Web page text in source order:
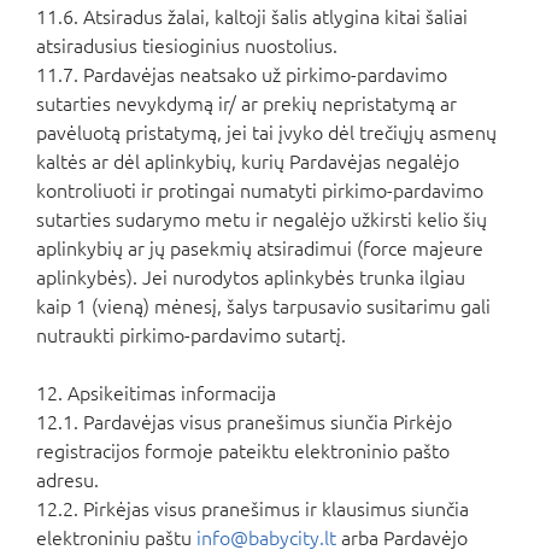
11.6. Atsiradus žalai, kaltoji šalis atlygina kitai šaliai
atsiradusius tiesioginius nuostolius.
11.7. Pardavėjas neatsako už pirkimo-pardavimo
sutarties nevykdymą ir/ ar prekių nepristatymą ar
pavėluotą pristatymą, jei tai įvyko dėl trečiųjų asmenų
kaltės ar dėl aplinkybių, kurių Pardavėjas negalėjo
kontroliuoti ir protingai numatyti pirkimo-pardavimo
sutarties sudarymo metu ir negalėjo užkirsti kelio šių
aplinkybių ar jų pasekmių atsiradimui (force majeure
aplinkybės). Jei nurodytos aplinkybės trunka ilgiau
kaip 1 (vieną) mėnesį, šalys tarpusavio susitarimu gali
nutraukti pirkimo-pardavimo sutartį.
12. Apsikeitimas informacija
12.1. Pardavėjas visus pranešimus siunčia Pirkėjo
registracijos formoje pateiktu elektroninio pašto
adresu.
12.2. Pirkėjas visus pranešimus ir klausimus siunčia
elektroniniu paštu info@babycity.lt arba Pardavėjo